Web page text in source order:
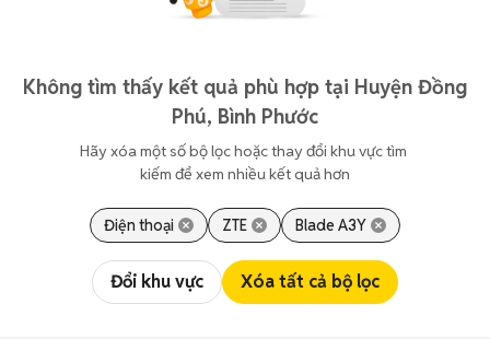
Không tìm thấy kết quả phù hợp tại Huyện Đồng
Phú, Bình Phước
Hãy xóa một số bộ lọc hoặc thay đổi khu vực tìm
kiếm để xem nhiều kết quả hơn
Điện thoại ZTE Blade A3Y
Đổi khu vực Xóa tất cả bộ lọc